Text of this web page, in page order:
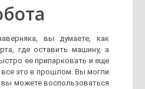
вы думаете, как
где оставить машину, а
ее припарковать и еще
все это в прошлом. Вы могли
вы можете воспользоваться